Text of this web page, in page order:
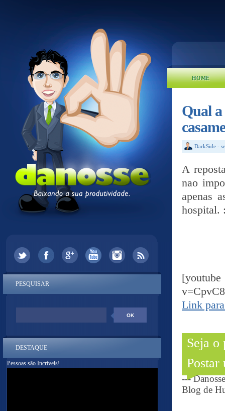
HOME
Qual a
DarkSide -
A
nao
apenas
hospital.
Link
Seja o
Postar
---
Blog de
PESQUISAR
DESTAQUE
Pessoas são Incríveis!